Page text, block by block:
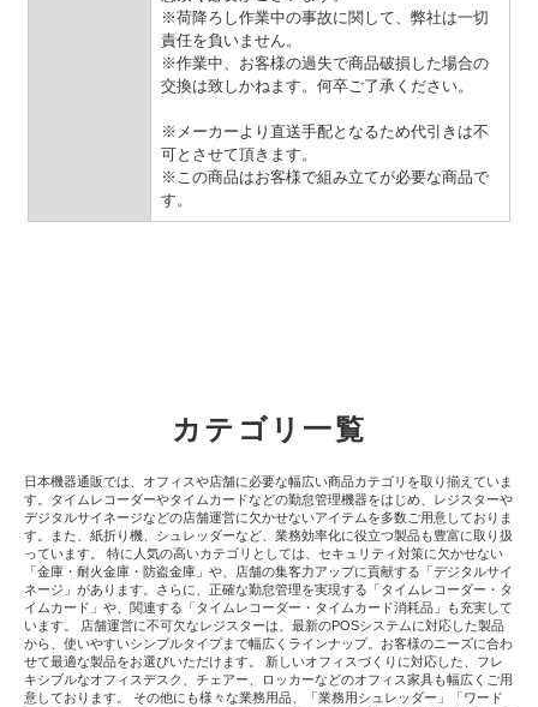
※荷降ろし作業中の事故に関して、弊社は一切
責任を負いません。
※作業中、お客様の過失で商品破損した場合の
交換は致しかねます。何卒ご了承ください。
※メーカーより直送手配となるため代引きは不
可とさせて頂きます。
※この商品はお客様で組み立てが必要な商品で
す。
カテゴリ一覧
日本機器通販では、オフィスや店舗に必要な幅広い商品カテゴリを取り揃えていま
す。タイムレコーダーやタイムカードなどの勤怠管理機器をはじめ、レジスターや
デジタルサイネージなどの店舗運営に欠かせないアイテムを多数ご用意しておりま
す。また、紙折り機、シュレッダーなど、業務効率化に役立つ製品も豊富に取り扱
っています。 特に人気の高いカテゴリとしては、セキュリティ対策に欠かせない
「金庫・耐火金庫・防盗金庫」や、店舗の集客力アップに貢献する「デジタルサイ
ネージ」があります。さらに、正確な勤怠管理を実現する「タイムレコーダー・タ
イムカード」や、関連する「タイムレコーダー・タイムカード消耗品」も充実して
います。 店舗運営に不可欠なレジスターは、最新のPOSシステムに対応した製品
から、使いやすいシンプルタイプまで幅広くラインナップ。お客様のニーズに合わ
せて最適な製品をお選びいただけます。 新しいオフィスづくりに対応した、フレ
キシブルなオフィスデスク、チェアー、ロッカーなどのオフィス家具も幅広くご用
意しております。 その他にも様々な業務用品、「業務用シュレッダー」「ワード